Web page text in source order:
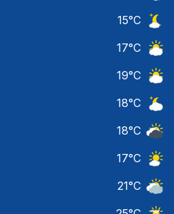
15°C
17°C
19°C
18°C
18°C
17°C
21°C